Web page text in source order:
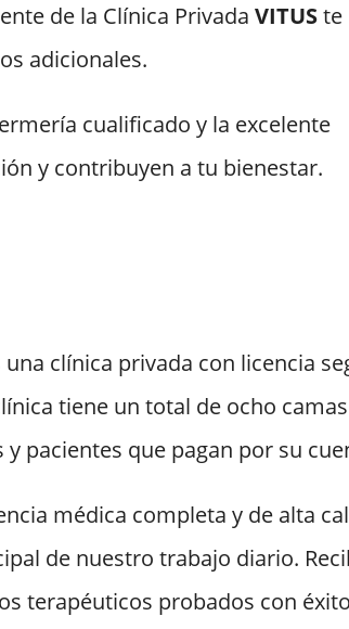
de la Clínica Privada VITUSte
adicionales.
cualificado y la excelente
y contribuyen a tu bienestar.
clínica privada con licencia
tiene un total de ocho
pacientes que pagan por su
médica completa y de alta
de nuestro trabajo diario.
terapéuticos probados con